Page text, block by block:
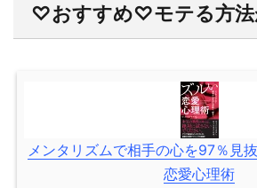
♡おすすめ♡モテる方法
メンタリズムで相手の心を97％見
恋愛心理術